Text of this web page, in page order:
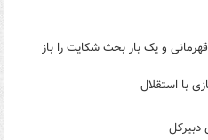
و یک بار بحث شکایت را باز
با استقلال
دبیرکل